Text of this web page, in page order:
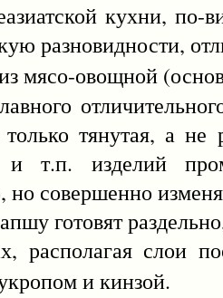
кухни, по-
разновидности,
овощной
тянутая, а
т.п. изделий
совершенно
раздельно,
располагая слои
и кинзой.